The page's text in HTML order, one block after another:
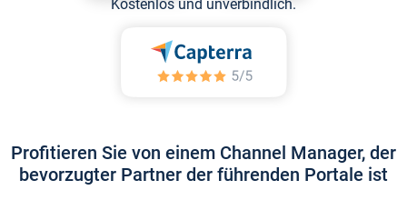
Kostenlos und unverbindlich.
Profitieren Sie von einem Channel Manager, der
bevorzugter Partner der führenden Portale ist